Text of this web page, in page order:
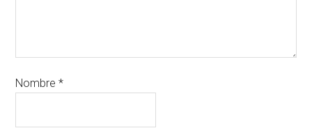
Nombre*